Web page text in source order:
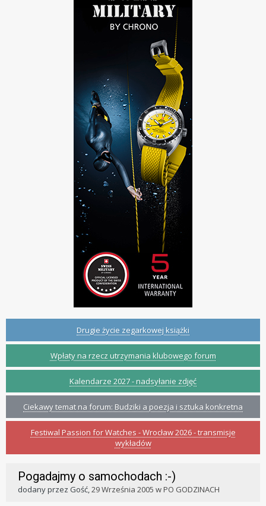
Drugie życie zegarkowej książki
Wpłaty na rzecz utrzymania klubowego forum
Kalendarze 2027 - nadsyłanie zdjęć
Ciekawy temat na forum: Budziki a poezja i sztuka konkretna
Festiwal Passion for Watches - Wrocław 2026 - transmisje
wykładów
Pogadajmy o samochodach :-)
dodany przez Gość,29 Września 2005 wPO GODZINACH